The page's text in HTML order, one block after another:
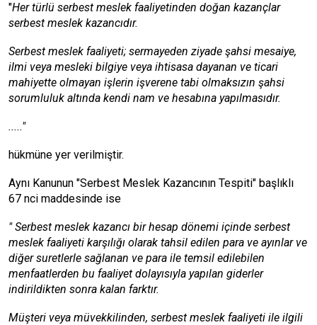
"Her türlü serbest meslek faaliyetinden doğan kazançlar
serbest meslek kazancıdır.
Serbest meslek faaliyeti; sermayeden ziyade şahsi mesaiye,
ilmi veya mesleki bilgiye veya ihtisasa dayanan ve ticari
mahiyette olmayan işlerin işverene tabi olmaksızın şahsi
sorumluluk altında kendi nam ve hesabına yapılmasıdır.
....."
hükmüne yer verilmiştir.
Aynı Kanunun "Serbest Meslek Kazancının Tespiti" başlıklı
67 nci maddesinde ise
" Serbest meslek kazancı bir hesap dönemi içinde serbest
meslek faaliyeti karşılığı olarak tahsil edilen para ve ayınlar ve
diğer suretlerle sağlanan ve para ile temsil edilebilen
menfaatlerden bu faaliyet dolayısıyla yapılan giderler
indirildikten sonra kalan farktır.
Müşteri veya müvekkilinden, serbest meslek faaliyeti ile ilgili